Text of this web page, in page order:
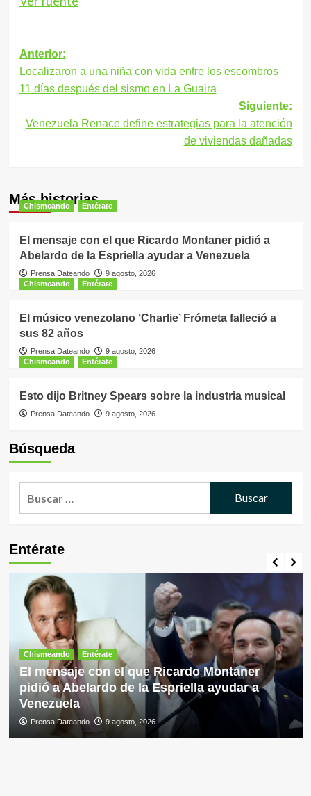
Navegación
de
entradas
Anterior:
Localizaron a una niña con vida entre los escombros
11 días después del sismo en La Guaira
Siguiente:
Venezuela Renace define estrategias para la atención
de viviendas dañadas
Más historias
Chismeando Entérate
El mensaje con el que Ricardo Montaner pidió a
Abelardo de la Espriella ayudar a Venezuela
Prensa Dateando
9 agosto, 2026
Chismeando
Entérate
El músico venezolano ‘Charlie’ Frómeta falleció a
sus 82 años
Prensa Dateando
9 agosto, 2026
Chismeando
Entérate
Esto dijo Britney Spears sobre la industria musical
Prensa Dateando 9 agosto, 2026
Búsqueda
Entérate
Chismeando Entérate
El mensaje con el que Ricardo Montaner
pidió a Abelardo de la Espriella ayudar a
Venezuela
Prensa Dateando 9 agosto, 2026